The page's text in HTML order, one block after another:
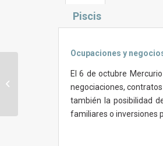
Piscis
Ocupaciones y
El 6 de octubre
negociaciones,
también la posibilidad
familiares o inversiones
Horóscopo y tendencias astrales
para la semana del 28 de Septiembre